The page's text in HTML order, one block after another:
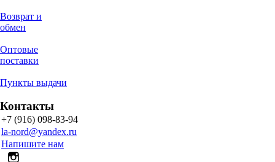
Возврат и
обмен
Оптовые
поставки
Пункты выдачи
Контакты
+7 (916) 098-83-94
la-nord@yandex.ru
Напишите нам